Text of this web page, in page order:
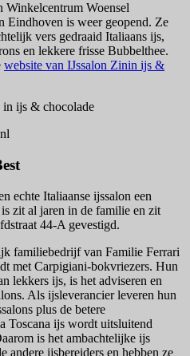
Woensel
Eindhoven is weer geopend. Ze
vers gedraaid Italiaans ijs,
en lekkere frisse Bubbelthee.
website van IJssalon Zinin ijs &
echte Italiaanse ijssalon een
zit al jaren in de familie en zit
44-A gevestigd.
familiebedrijf van Familie Ferrari
met Carpigiani-bokvriezers. Hun
lekkers ijs, is het adviseren en
Als ijsleverancier leveren hun
plus de betere
Toscana ijs wordt uitsluitend
is het ambachtelijke ijs
andere ijsbereiders en hebben ze